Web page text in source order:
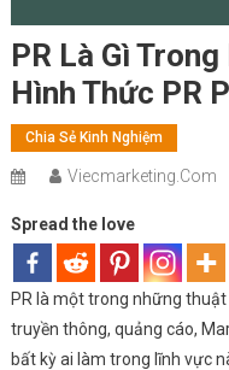
PR Là Gì
Hình Thức PR
Chia Sẻ Kinh Nghiệm
Viecmarketing.com
Spread the love
PR là một trong những
truyền thông, quảng cáo,
bất kỳ ai làm trong lĩnh vực